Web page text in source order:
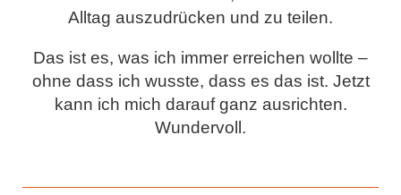
Alltag auszudrücken und zu teilen.
Das ist es, was ich immer erreichen wollte –
ohne dass ich wusste, dass es das ist. Jetzt
kann ich mich darauf ganz ausrichten.
Wundervoll.